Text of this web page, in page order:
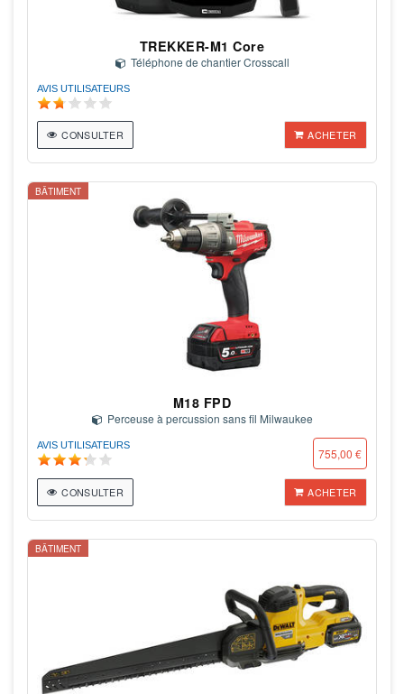
TREKKER-M1 Core
Téléphone de chantier Crosscall
AVIS UTILISATEURS
CONSULTER ACHETER
BÂTIMENT
M18 FPD
Perceuse à percussion sans fil Milwaukee
AVIS UTILISATEURS
755,00 €
CONSULTER ACHETER
BÂTIMENT